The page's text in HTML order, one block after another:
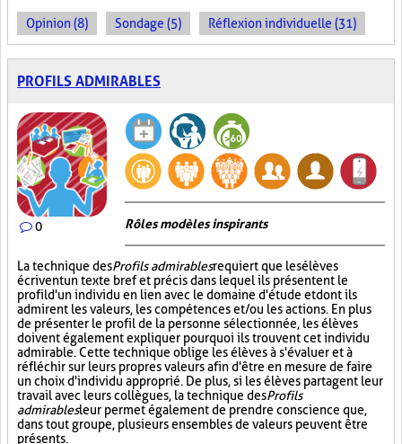
Opinion (8) Sondage (5) Réflexion individuelle (31)
PROFILS ADMIRABLES
0 Rôles modèles inspirants
La technique desProfils admirablesrequiert que les élèves
écrivent un texte bref et précis dans lequel ils présentent le
profil d'un individu en lien avec le domaine d'étude et dont ils
admirent les valeurs, les compétences et/ou les actions. En plus
de présenter le profil de la personne sélectionnée, les élèves
doivent également expliquer pourquoi ils trouvent cet individu
admirable. Cette technique oblige les élèves à s'évaluer et à
réfléchir sur leurs propres valeurs afin d'être en mesure de faire
un choix d'individu approprié. De plus, si les élèves partagent leur
travail avec leurs collègues, la technique desProfils
admirablesleur permet également de prendre conscience que,
dans tout groupe, plusieurs ensembles de valeurs peuvent être
présents.